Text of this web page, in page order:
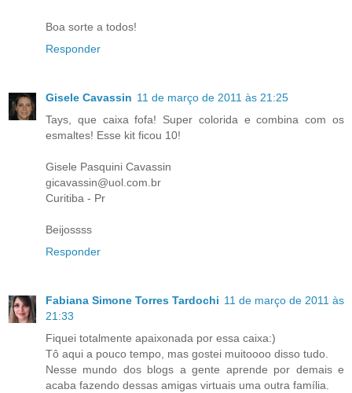
Boa sorte a todos!
Responder
Gisele Cavassin 11 de março de 2011 às 21:25
Tays, que caixa fofa! Super colorida e combina com os
esmaltes! Esse kit ficou 10!
Gisele Pasquini Cavassin
gicavassin@uol.com.br
Curitiba - Pr
Beijossss
Responder
Fabiana Simone Torres Tardochi 11 de março de 2011 às
21:33
Fiquei totalmente apaixonada por essa caixa:)
Tô aqui a pouco tempo, mas gostei muitoooo disso tudo.
Nesse mundo dos blogs a gente aprende por demais e
acaba fazendo dessas amigas virtuais uma outra família.